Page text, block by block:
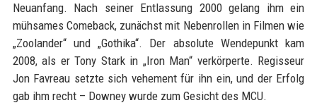
Neuanfang. Nach seiner Entlassung 2000 gelang ihm ein
mühsames Comeback, zunächst mit Nebenrollen in Filmen wie
„Zoolander“ und „Gothika“. Der absolute Wendepunkt kam
2008, als er Tony Stark in „Iron Man“ verkörperte. Regisseur
Jon Favreau setzte sich vehement für ihn ein, und der Erfolg
gab ihm recht – Downey wurde zum Gesicht des MCU.